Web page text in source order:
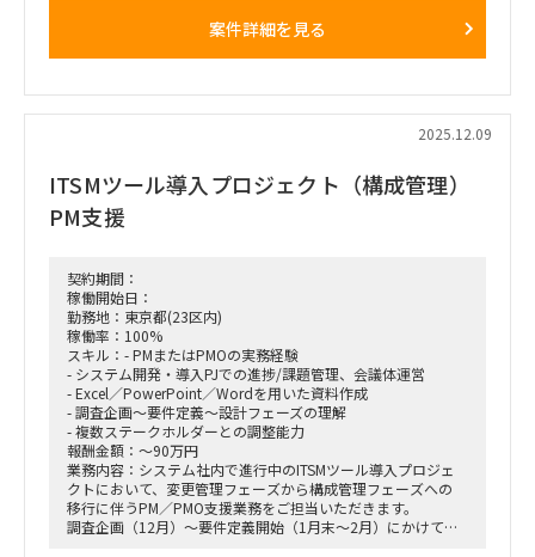
案件詳細を見る
2025.12.09
ITSMツール導入プロジェクト（構成管理）
PM支援
契約期間：
稼働開始日：
勤務地：東京都(23区内)
稼働率：100%
スキル：- PMまたはPMOの実務経験
- システム開発・導入PJでの進捗/課題管理、会議体運営
- Excel／PowerPoint／Wordを用いた資料作成
- 調査企画〜要件定義〜設計フェーズの理解
- 複数ステークホルダーとの調整能力
報酬金額：～90万円
業務内容：システム社内で進行中のITSMツール導入プロジェ
クトにおいて、変更管理フェーズから構成管理フェーズへの
移行に伴うPM／PMO支援業務をご担当いただきます。
調査企画（12月）〜要件定義開始（1月末〜2月）にかけて、